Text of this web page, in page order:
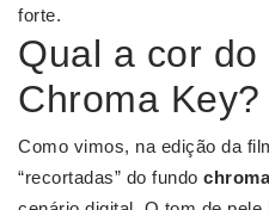
forte.
Qual a cor
Chroma Key?
Como vimos, na edição da
“recortadas” do fundo